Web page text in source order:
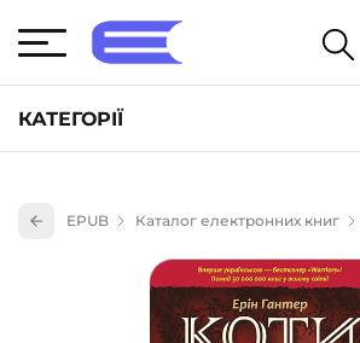
КАТЕГОРІЇ
Книги для дітей (835)
Книги для підлітків (240)
Науково-популярна література (1015)
EPUB Каталог електронних книг